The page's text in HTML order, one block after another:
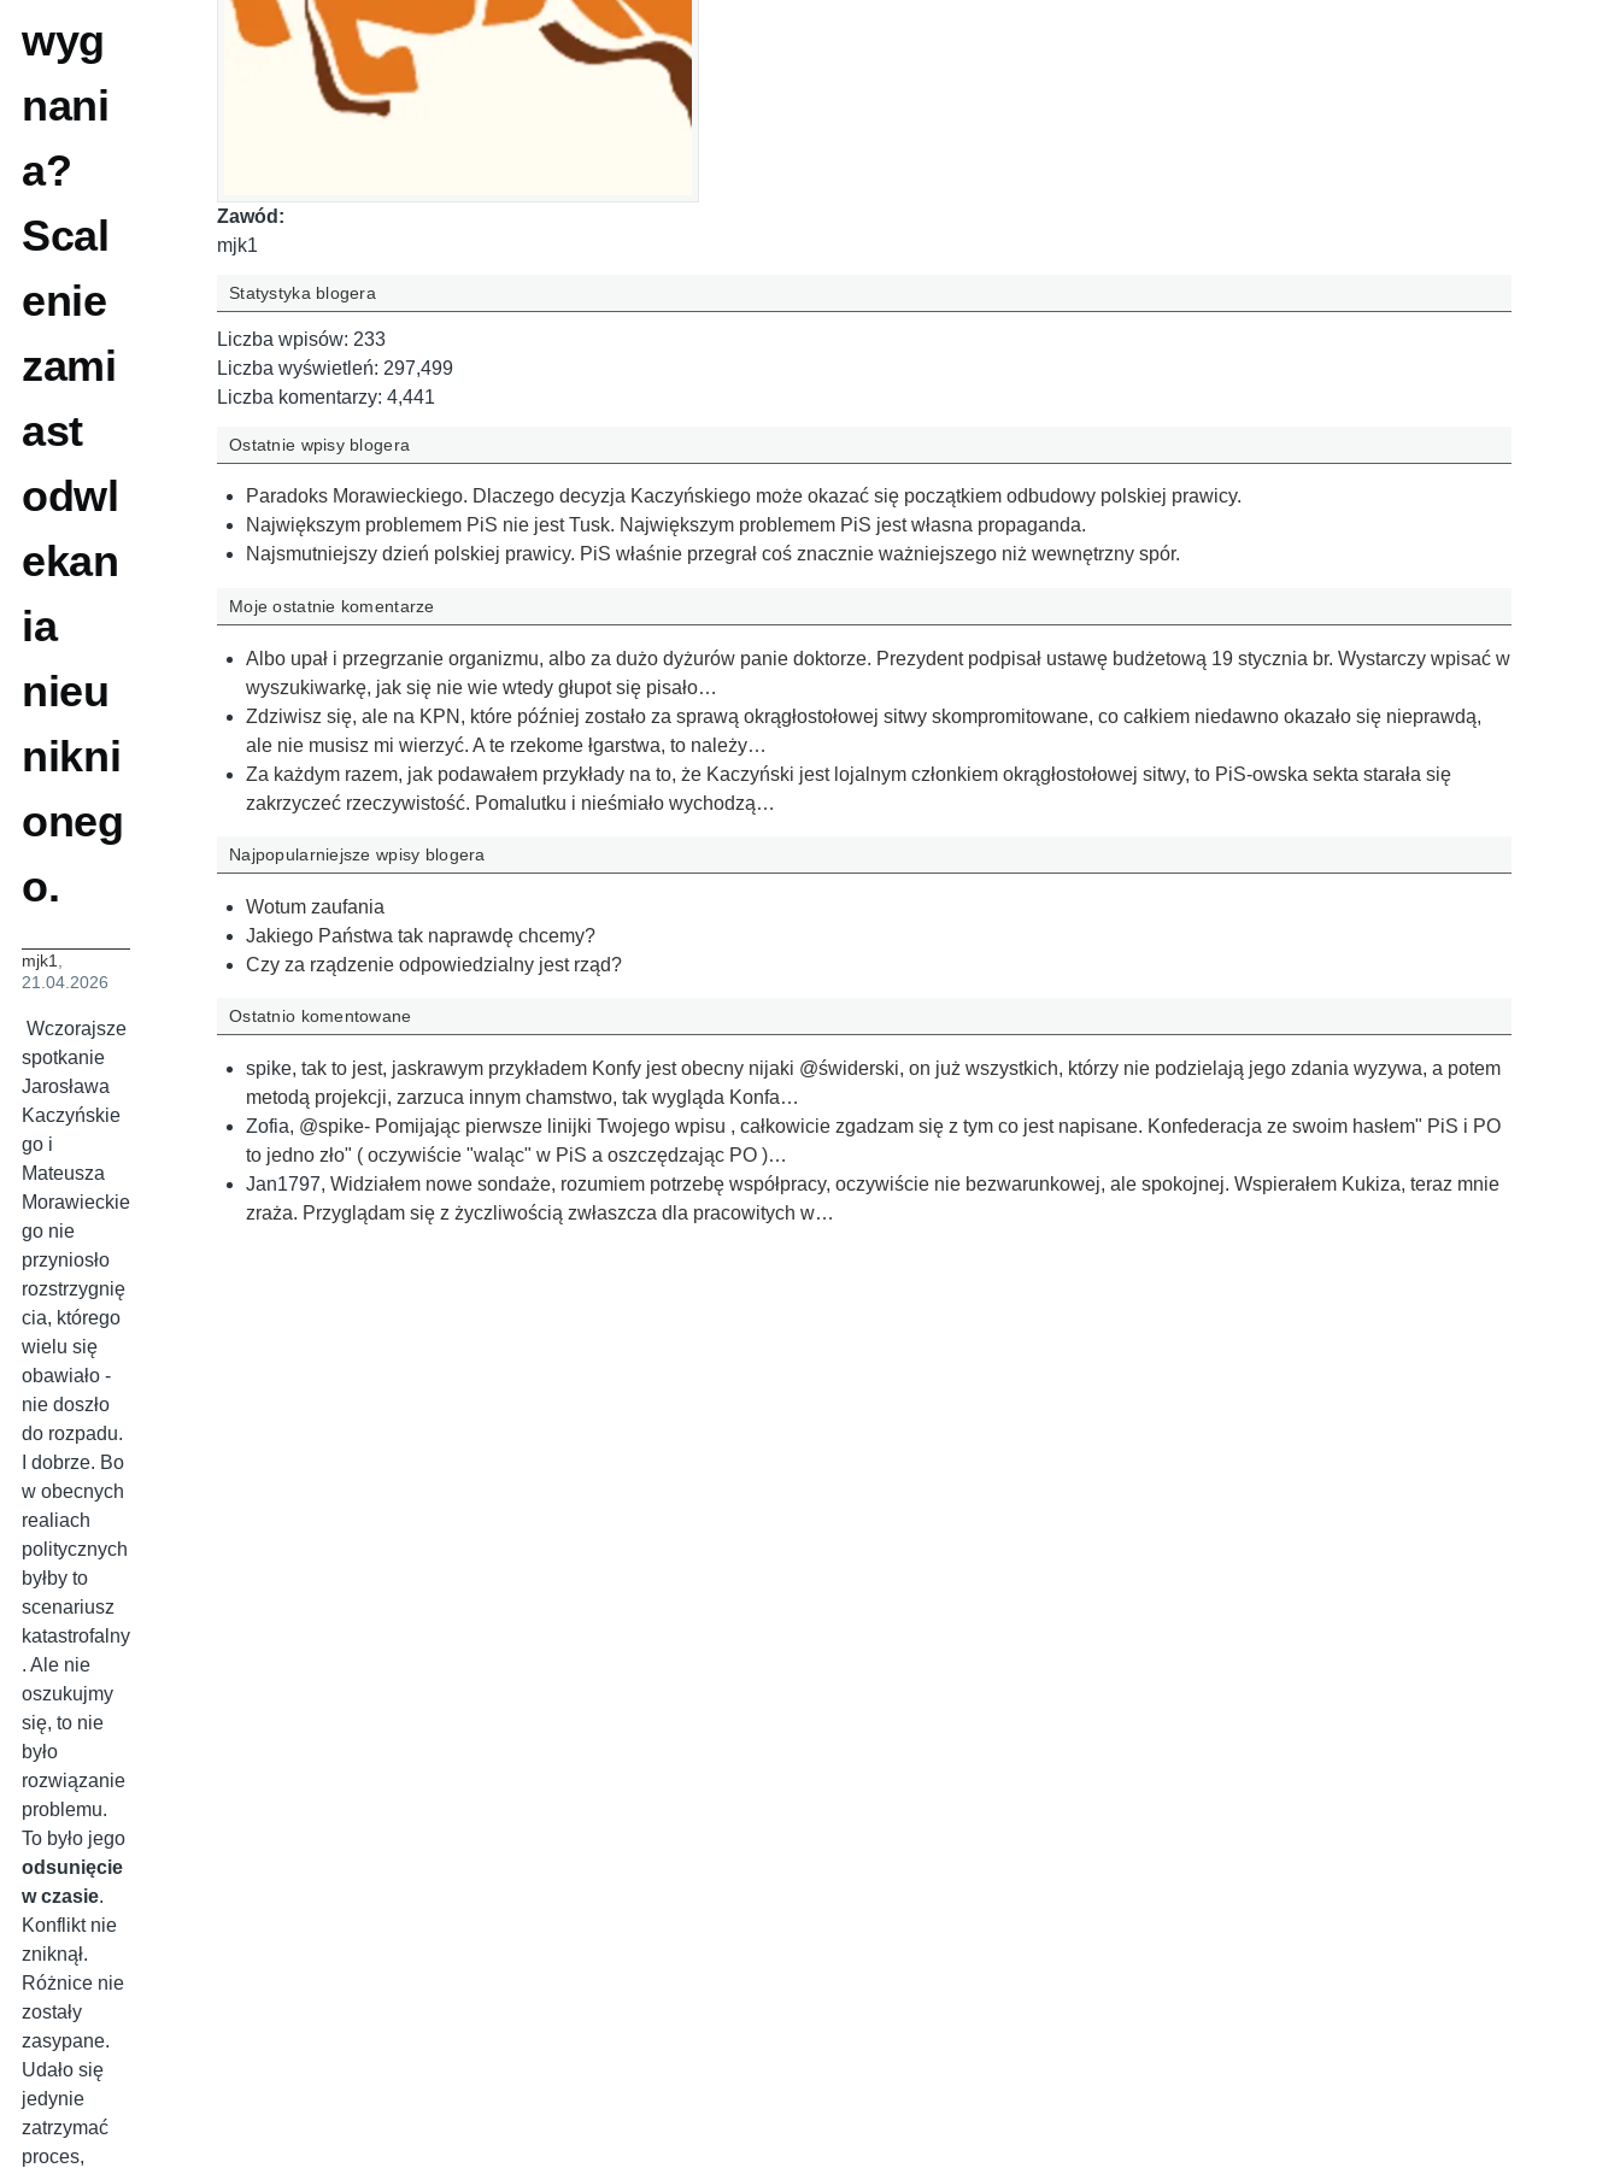
wyg
nani
a?
Scal
enie
zami
ast
odwl
ekan
ia
nieu
nikni
oneg
o.
mjk1,
21.04.2026
Wczorajsze
spotkanie
Jarosława
Kaczyńskie
go i
Mateusza
Morawieckie
go nie
przyniosło
rozstrzygnię
cia, którego
wielu się
obawiało -
nie doszło
do rozpadu.
I dobrze. Bo
w obecnych
realiach
politycznych
byłby to
scenariusz
katastrofalny
. Ale nie
oszukujmy
się, to nie
było
rozwiązanie
problemu.
To było jego
odsunięcie
w czasie.
Konflikt nie
zniknął.
Różnice nie
zostały
zasypane.
Udało się
jedynie
zatrzymać
proces,
Zawód:
mjk1
Statystyka blogera
Liczba wpisów: 233
Liczba wyświetleń: 297,499
Liczba komentarzy: 4,441
Ostatnie wpisy blogera
Paradoks Morawieckiego. Dlaczego decyzja Kaczyńskiego może okazać się początkiem odbudowy polskiej prawicy.
Największym problemem PiS nie jest Tusk. Największym problemem PiS jest własna propaganda.
Najsmutniejszy dzień polskiej prawicy. PiS właśnie przegrał coś znacznie ważniejszego niż wewnętrzny spór.
Moje ostatnie komentarze
Albo upał i przegrzanie organizmu, albo za dużo dyżurów panie doktorze. Prezydent podpisał ustawę budżetową 19 stycznia br. Wystarczy wpisać w
wyszukiwarkę, jak się nie wie wtedy głupot się pisało…
Zdziwisz się, ale na KPN, które później zostało za sprawą okrągłostołowej sitwy skompromitowane, co całkiem niedawno okazało się nieprawdą,
ale nie musisz mi wierzyć. A te rzekome łgarstwa, to należy…
Za każdym razem, jak podawałem przykłady na to, że Kaczyński jest lojalnym członkiem okrągłostołowej sitwy, to PiS-owska sekta starała się
zakrzyczeć rzeczywistość. Pomalutku i nieśmiało wychodzą…
Najpopularniejsze wpisy blogera
Wotum zaufania
Jakiego Państwa tak naprawdę chcemy?
Czy za rządzenie odpowiedzialny jest rząd?
Ostatnio komentowane
spike, tak to jest, jaskrawym przykładem Konfy jest obecny nijaki @świderski, on już wszystkich, którzy nie podzielają jego zdania wyzywa, a potem
metodą projekcji, zarzuca innym chamstwo, tak wygląda Konfa…
Zofia, @spike- Pomijając pierwsze linijki Twojego wpisu , całkowicie zgadzam się z tym co jest napisane. Konfederacja ze swoim hasłem" PiS i PO
to jedno zło" ( oczywiście "waląc" w PiS a oszczędzając PO )…
Jan1797, Widziałem nowe sondaże, rozumiem potrzebę współpracy, oczywiście nie bezwarunkowej, ale spokojnej. Wspierałem Kukiza, teraz mnie
zraża. Przyglądam się z życzliwością zwłaszcza dla pracowitych w…